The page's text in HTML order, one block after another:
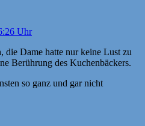
Uhr
die Dame hatte nur keine Lust zu
Berührung des Kuchenbäckers.
so ganz und gar nicht